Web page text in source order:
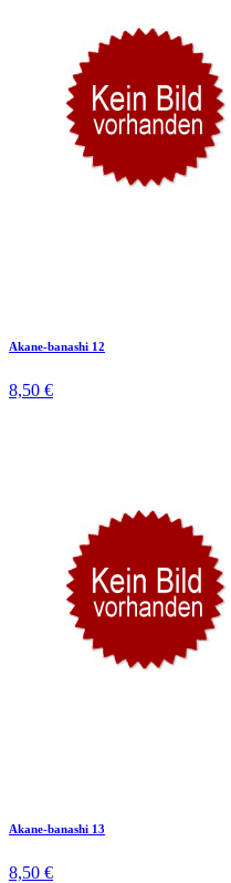
Akane-banashi 12
8,50 €
Akane-banashi 13
8,50 €